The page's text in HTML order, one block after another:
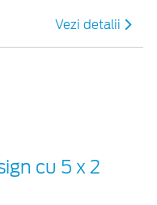
Vezi detalii
cu 5 x 2